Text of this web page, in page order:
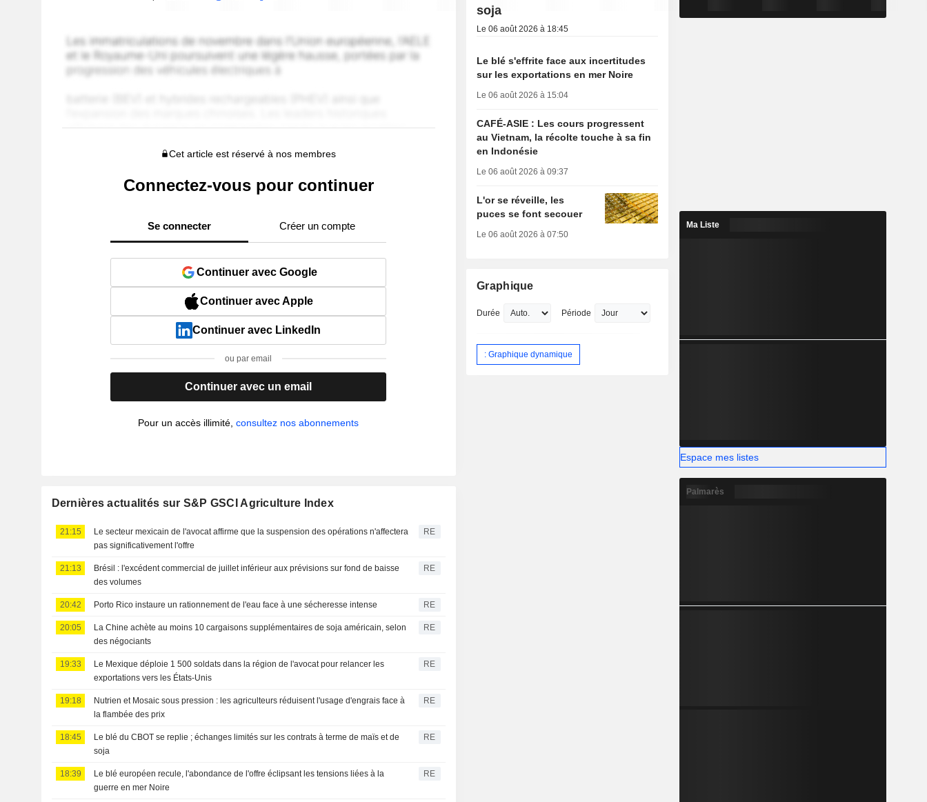
Cet article est réservé à nos membres
Connectez-vous pour continuer
Se connecter Créer un compte
Continuer avec Google
Continuer avec Apple
Continuer avec LinkedIn
ou par email
Continuer avec un email
Pour un accès illimité,consultez nos abonnements
Dernières actualités sur S&P GSCI Agriculture Index
21:15
Le secteur mexicain de l'avocat affirme que la suspension des opérations n'affectera
pas significativement l'offre
RE
21:13
Brésil : l'excédent commercial de juillet inférieur aux prévisions sur fond de baisse
des volumes
RE
20:42 Porto Rico instaure un rationnement de l'eau face à une sécheresse intense RE
20:05
La Chine achète au moins 10 cargaisons supplémentaires de soja américain, selon
des négociants
RE
19:33
Le Mexique déploie 1 500 soldats dans la région de l'avocat pour relancer les
exportations vers les États-Unis
RE
19:18
Nutrien et Mosaic sous pression : les agriculteurs réduisent l'usage d'engrais face à
la flambée des prix
RE
18:45
Le blé du CBOT se replie ; échanges limités sur les contrats à terme de maïs et de
soja
RE
18:39
Le blé européen recule, l'abondance de l'offre éclipsant les tensions liées à la
guerre en mer Noire
RE
soja
Le 06 août 2026 à 18:45
Le blé s'effrite face aux incertitudes
sur les exportations en mer Noire
Le 06 août 2026 à 15:04
CAFÉ-ASIE : Les cours progressent
au Vietnam, la récolte touche à sa fin
en Indonésie
Le 06 août 2026 à 09:37
L'or se réveille, les
puces se font secouer
Le 06 août 2026 à 07:50
Graphique
Durée Période
: Graphique dynamique
Ma Liste
Espace mes listes
Palmarès